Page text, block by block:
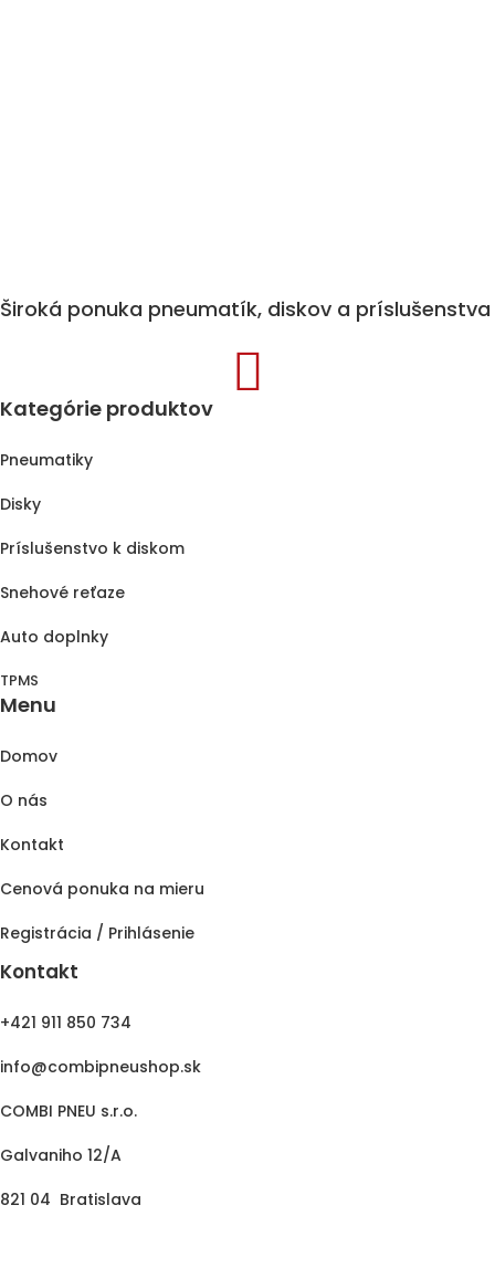
Široká ponuka pneumatík, diskov a príslušenstva

Kategórie produktov
Pneumatiky
Disky
Príslušenstvo k diskom
Snehové reťaze
Auto doplnky
TPMS
Menu
Domov
O nás
Kontakt
Cenová ponuka na mieru
Registrácia / Prihlásenie
Kontakt
+421 911 850 734
info@combipneushop.sk
COMBI PNEU s.r.o.
Galvaniho 12/A
821 04 Bratislava